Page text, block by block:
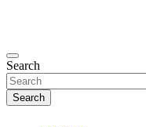
Search
Search